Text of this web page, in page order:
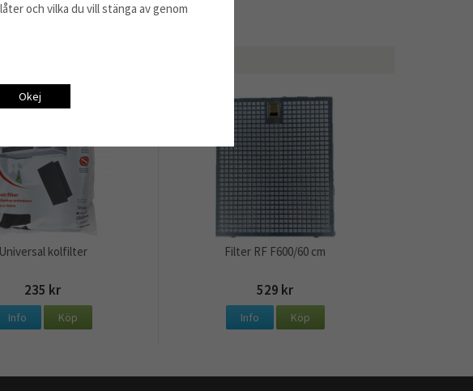
Universal kolfilter
235 kr
Info Köp
Filter RF F600/60 cm
529 kr
Info Köp
och vilka du vill stänga av genom
Okej